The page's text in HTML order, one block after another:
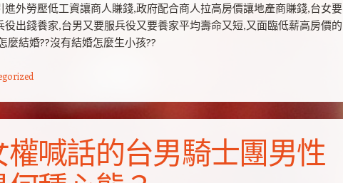
進外勞壓低工資讓商人賺錢,政府配合商人拉高房價讓地產商賺錢,台女要
役出錢養家,台男又要服兵役又要養家平均壽命又短,又面臨低薪高房價的
麼結婚??沒有結婚怎麼生小孩??
權喊話的台男騎士團男性